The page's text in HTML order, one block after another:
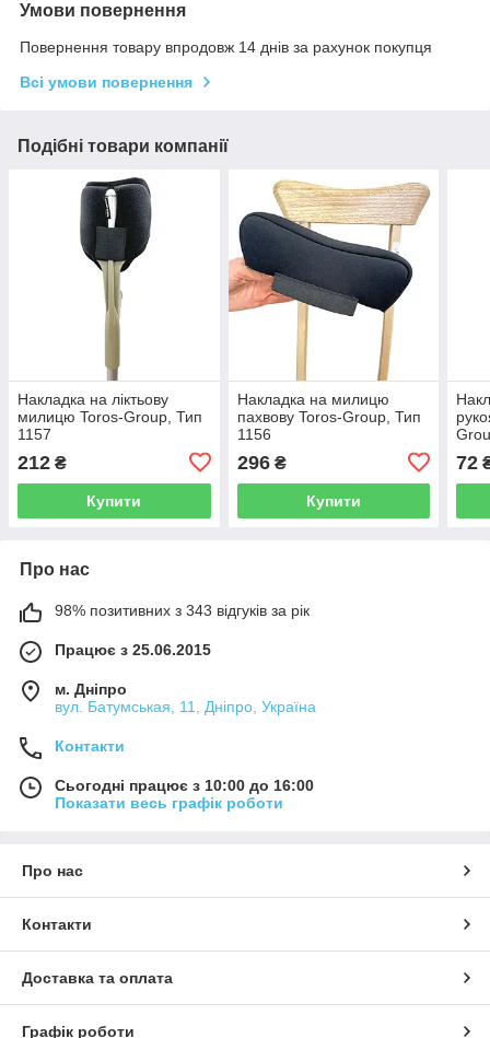
Умови повернення
Повернення товару впродовж 14 днів за рахунок покупця
Всі умови повернення
Подібні товари компанії
Накладка на ліктьову
милицю Toros-Group, Тип
1157
212 ₴
Купити
Накладка на милицю
пахвову Toros-Group, Тип
1156
296₴
Купити
72
Про нас
98% позитивних з 343 відгуків за рік
Працює з 25.06.2015
м. Дніпро
вул. Батумськая, 11, Дніпро, Україна
Контакти
Сьогодні працює з 10:00 до 16:00
Показати весь графік роботи
Про нас
Контакти
Доставка та оплата
Графік роботи